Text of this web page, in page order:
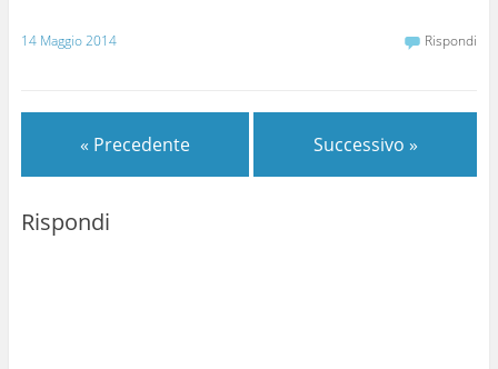
14 Maggio 2014 Rispondi
« Precedente Successivo »
Rispondi